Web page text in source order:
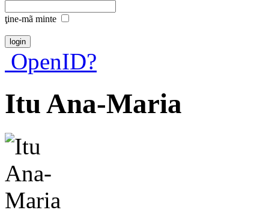
ţine-mã minte
OpenID?
Itu Ana-Maria